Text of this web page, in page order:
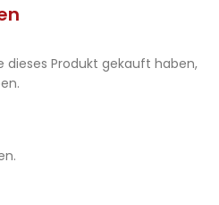
dieses Produkt gekauft haben,